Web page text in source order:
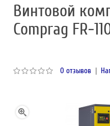
Винтовой
Comprag FR-
0 отзывов |